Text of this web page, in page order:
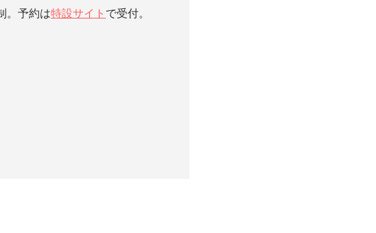
。予約は特設サイト で受付。